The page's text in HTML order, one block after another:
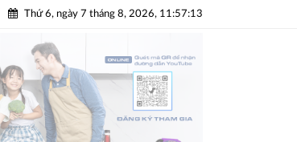
Thứ 6, ngày 7 tháng 8, 2026, 11:57:13